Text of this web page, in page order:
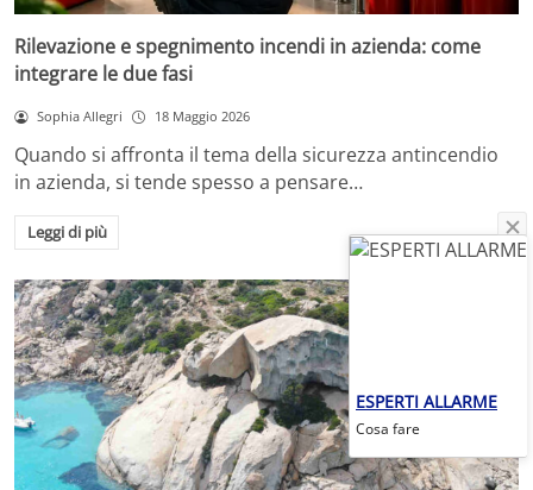
Rilevazione e spegnimento incendi in azienda: come
integrare le due fasi
Sophia Allegri 18 Maggio 2026
Quando si affronta il tema della sicurezza antincendio
in azienda, si tende spesso a pensare…
Leggi di più
ESPERTI ALLARME
Cosa fare